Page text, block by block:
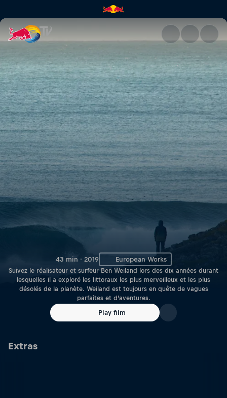
Coldwater Journal | Red Bull
43 min · 2019 European Works
Suivez le réalisateur et surfeur Ben Weiland lors des dix années durant
lesquelles il a exploré les littoraux les plus merveilleux et les plus
désolés de la planète. Weiland est toujours en quête de vagues
parfaites et d’aventures.
Play film
Extras